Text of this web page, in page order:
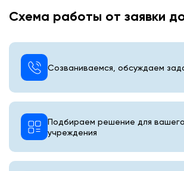
Схема работы от заявки
Созваниваемся, обсуждаем
Подбираем решение для вашего
учреждения